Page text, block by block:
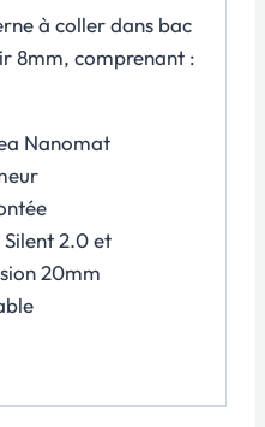
à coller dans bac
8mm, comprenant :
Nanomat
Silent 2.0 et
20mm